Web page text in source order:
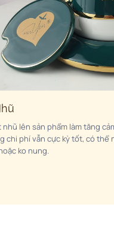
nhũ lên sản phẩm làm tăng
chi phí vẫn cực kỳ tốt, có thể
ko nung.